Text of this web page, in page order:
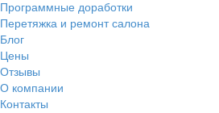
Программные доработки
Перетяжка и ремонт салона
Блог
Цены
Отзывы
О компании
Контакты